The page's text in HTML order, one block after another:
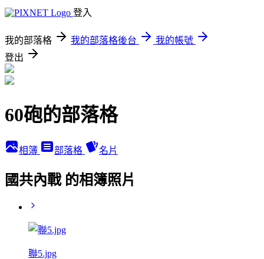
登入
我的部落格 我的部落格後台
我的帳號
登出
60砲的部落格
相簿 部落格 名片
國共內戰 的相簿照片
聯5.jpg